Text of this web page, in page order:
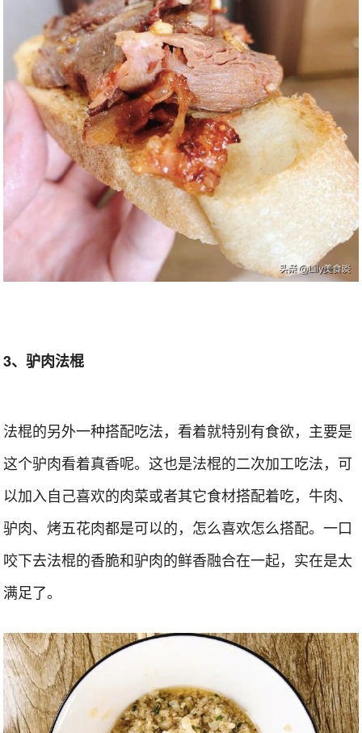
3、驴肉法棍
法棍的另外一种搭配吃法，看着就特别有食欲，主要是
这个驴肉看着真香呢。这也是法棍的二次加工吃法，可
以加入自己喜欢的肉菜或者其它食材搭配着吃，牛肉、
驴肉、烤五花肉都是可以的，怎么喜欢怎么搭配。一口
咬下去法棍的香脆和驴肉的鲜香融合在一起，实在是太
满足了。